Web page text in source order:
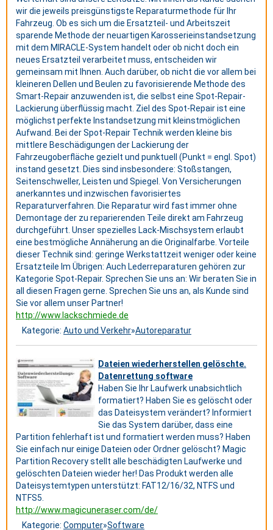
wir die jeweils preisgünstigste Reparaturmethode für Ihr
Fahrzeug. Ob es sich um die Ersatzteil- und Arbeitszeit
sparende Methode der neuartigen Karosserieinstandsetzung
mit dem MIRACLE-System handelt oder ob nicht doch ein
neues Ersatzteil verarbeitet muss, entscheiden wir
gemeinsam mit Ihnen. Auch darüber, ob nicht die vor allem bei
kleineren Dellen und Beulen zu favorisierende Methode des
Smart-Repair anzuwenden ist, die selbst eine Spot-Repair-
Lackierung überflüssig macht. Ziel des Spot-Repair ist eine
möglichst perfekte Instandsetzung mit kleinstmöglichen
Aufwand. Bei der Spot-Repair Technik werden kleine bis
mittlere Beschädigungen der Lackierung der
Fahrzeugoberfläche gezielt und punktuell (Punkt = engl. Spot)
instand gesetzt. Dies sind insbesondere: Stoßstangen,
Seitenschweller, Leisten und Spiegel. Von Versicherungen
anerkanntes und inzwischen favorisiertes
Reparaturverfahren. Die Reparatur wird fast immer ohne
Demontage der zu reparierenden Teile direkt am Fahrzeug
durchgeführt. Unser spezielles Lack-Mischsystem erlaubt
eine bestmögliche Annäherung an die Originalfarbe. Vorteile
dieser Technik sind: geringe Werkstattzeit weniger oder keine
Ersatzteile Im Übrigen: Auch Lederreparaturen gehören zur
Kategorie Spot-Repair. Sprechen Sie uns an: Wir beraten Sie in
all diesen Fragen gerne. Sprechen Sie uns an, als Kunde sind
Sie vor allem unser Partner!
http://www.lackschmiede.de
Kategorie: Auto und Verkehr»Autoreparatur
Dateien wiederherstellen gelöschte.
Datenrettung software
Haben Sie Ihr Laufwerk unabsichtlich
formatiert? Haben Sie es gelöscht oder
das Dateisystem verändert? Informiert
Sie das System darüber, dass eine
Partition fehlerhaft ist und formatiert werden muss? Haben
Sie einfach nur einige Dateien oder Ordner gelöscht? Magic
Partition Recovery stellt alle beschädigten Laufwerke und
gelöschten Dateien wieder her! Das Produkt werden alle
Dateisystemtypen unterstützt: FAT12/16/32, NTFS und
NTFS5.
http://www.magicuneraser.com/de/
Kategorie: Computer»Software